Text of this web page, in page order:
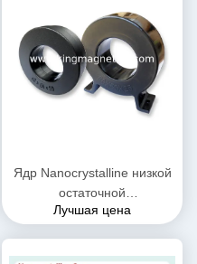
Ядр Nanocrystalline низкой
остаточной
намагниченности мягкое
Лучшая цена